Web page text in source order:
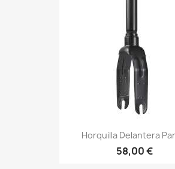
Horquilla Delantera
58,00 €